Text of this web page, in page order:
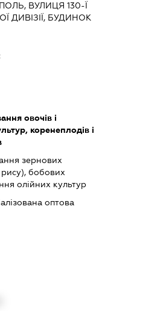
ВУЛИЦЯ 130-Ї
ДИВІЗІЇ, БУДИНОК
овочів і
коренеплодів і
зернових
рису), бобових
олійних культур
оптова